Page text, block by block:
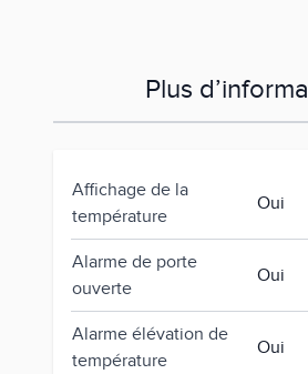
Plus
Affichage de la
température
Oui
Alarme de porte
ouverte
Oui
Alarme élévation de
température
Oui